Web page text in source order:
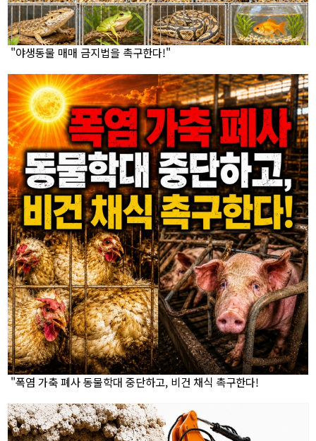
"야생동물 매매 금지법을 촉구한다!"
"폭염 가축 폐사 동물학대 중단하고, 비건 채식 촉구한다!